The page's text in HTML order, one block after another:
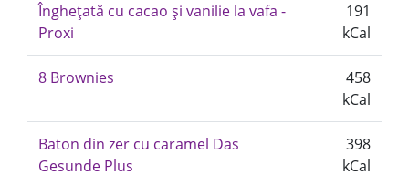
Înghețată cu cacao și vanilie la vafa -
Proxi
191
kCal
8 Brownies
458
kCal
Baton din zer cu caramel Das
Gesunde Plus
398
kCal